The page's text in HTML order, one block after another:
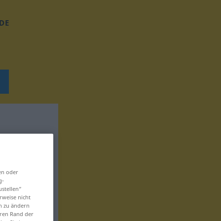
DE
oder
nicht
zu ändern
Rand der